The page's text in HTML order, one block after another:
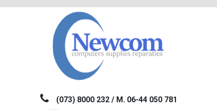
NEWCOM(073) 8000 232 / M. 06-44 050 781